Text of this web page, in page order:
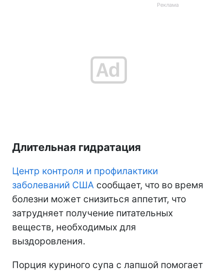
Длительная гидратация
Центр контроля и профилактики
заболеваний США сообщает, что во время
болезни может снизиться аппетит, что
затрудняет получение питательных
веществ, необходимых для
выздоровления.
Порция куриного супа с лапшой помогает